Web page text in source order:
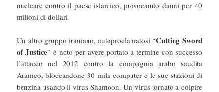
nucleare contro il paese islamico, provocando danni per 40
milioni di dollari.
Un altro gruppo iraniano, autoproclamatosi “Cutting Sword
of Justice” è noto per avere portato a termine con successo
l’attacco nel 2012 contro la compagnia arabo saudita
Aramco, bloccandone 30 mila computer e le sue stazioni di
benzina usando il virus Shamoon. Un virus tornato a colpire